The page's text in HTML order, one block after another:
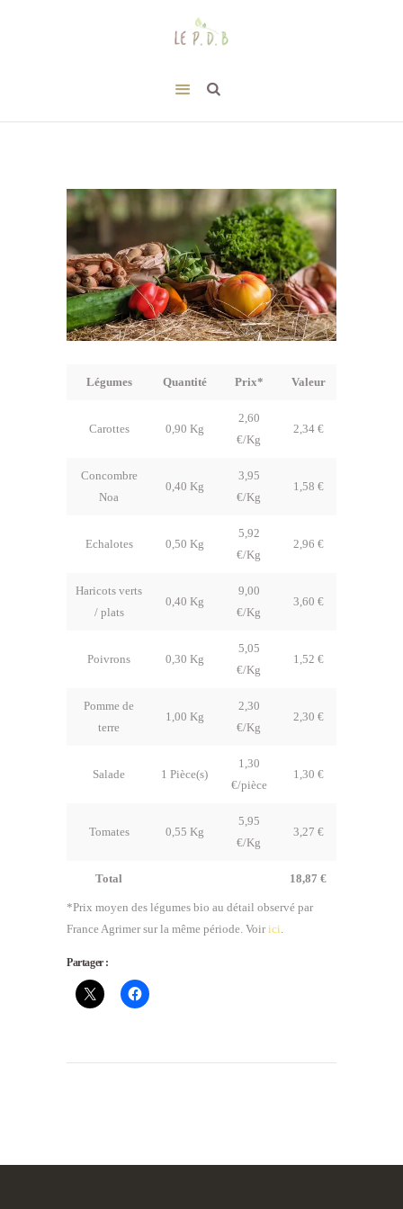
Légumes Quantité Prix* Valeur
Carottes 0,90 Kg
2,60
€/Kg
2,34 €
Concombre
Noa
0,40 Kg
3,95
€/Kg
1,58 €
Echalotes 0,50 Kg
5,92
€/Kg
2,96 €
Haricots verts
/ plats
0,40 Kg
9,00
€/Kg
3,60 €
Poivrons 0,30 Kg
5,05
€/Kg
1,52 €
Pomme de
terre
1,00 Kg
2,30
€/Kg
2,30 €
Salade 1 Pièce(s)
1,30
€/pièce
1,30 €
Tomates 0,55 Kg
5,95
€/Kg
3,27 €
Total 18,87 €
*Prix moyen des légumes bio au détail observé par
France Agrimer sur la même période. Voirici
Partager :